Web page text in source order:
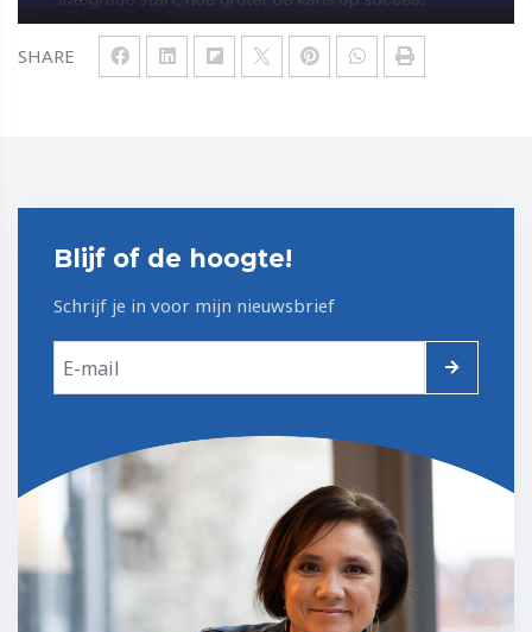
SHARE
Blijf of de hoogte!
Schrijf je in voor mijn nieuwsbrief